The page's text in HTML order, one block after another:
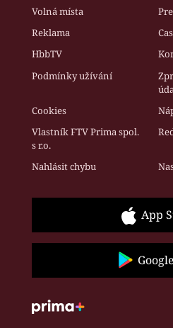
Volná místa
Reklama
HbbTV
Podmínky užívání
Cookies
Vlastník FTV Prima spol.
s r.o.
Nahlásit chybu
App